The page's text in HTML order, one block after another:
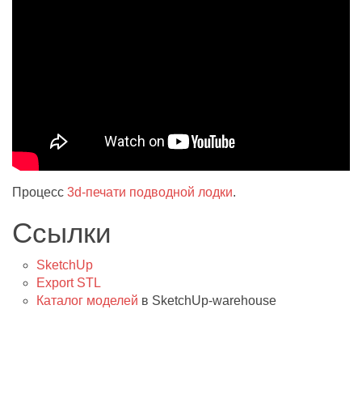
Процесс 3d-печати подводной лодки.
Ссылки
SketchUp
Export STL
Каталог моделей в SketchUp-warehouse